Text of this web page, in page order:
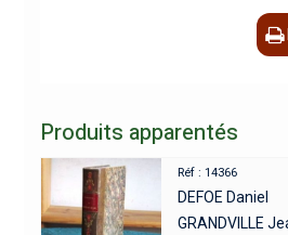
Produits apparentés
Réf : 14366
DEFOE Daniel
GRANDVILLE